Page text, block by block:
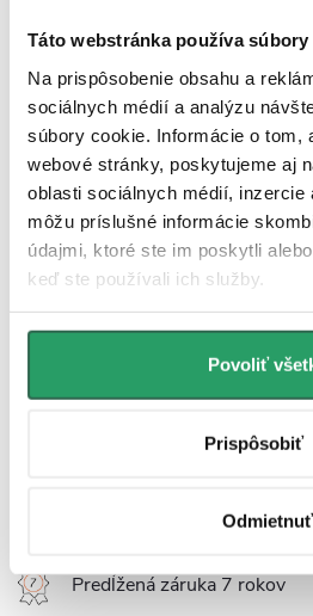
Táto webstránka používa súbory
Na prispôsobenie obsahu a
sociálnych médií a analýzu
súbory cookie. Informácie o tom,
webové stránky, poskytujeme aj
oblasti sociálnych médií, inzercie
môžu príslušné informácie
údajmi, ktoré ste im poskytli
keď ste používali ich služby.
Povoliť
Prispôsobiť
Odmietnuť
Jednoduchá montáž
Závesné WC misy Cerano sa ľahko
rozteči uchytenia, sú kompatibilné s
značiek ako Geberit, Grohe,
Povrchová odolnosť
Glazúra sanitárnej keramiky
pórovitosť, vysokú tvrdosť a
minimalizované usadzovanie baktérií a
nasiakavosť zabraňuje prenikaniu
stále farebná a bez škvŕn aj po
termická kompatibilita
Odolnosť voči UV žiareniu je zaistená
vystavení UV
Predĺžená záruka 7 rokov